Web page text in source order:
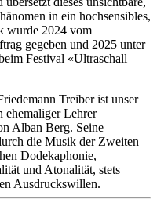
in ein hochsensibles,
wurde 2024 vom
gegeben und 2025 unter
Festival «Ultraschall
Treiber ist unser
ehemaliger Lehrer
Alban Berg. Seine
die Musik der Zweiten
Dodekaphonie,
und Atonalität, stets
Ausdruckswillen.